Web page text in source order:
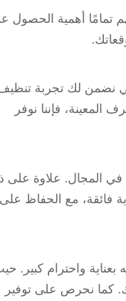
تمامًا أهمية الحصول
نضمن لك تجربة
فإننا نوفر
في المجال. علاوة على
فائقة، مع الحفاظ على
واحترام كبير.
كما نحرص على توفير